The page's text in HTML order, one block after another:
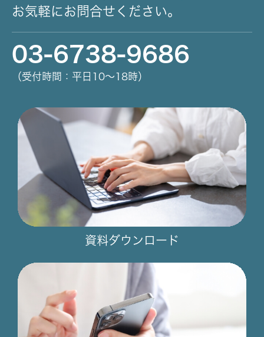
お気軽にお問合せください。
03-6738-9686
（受付時間：平日10～18時）
資料ダウンロード